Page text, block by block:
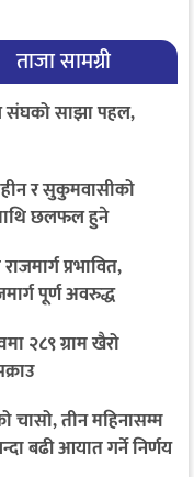
ताजा सामग्री
संघको साझा पहल,
र सुकुमवासीको
छलफल हुने
प्रभावित,
पूर्ण अवरुद्ध
२८९ ग्राम खैरो
चासो, तीन महिनासम्म
बढी आयात गर्ने निर्णय